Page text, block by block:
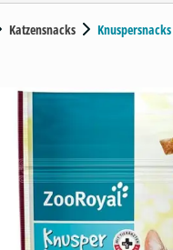
Katzensnacks Knuspersnacks